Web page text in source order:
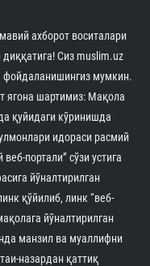
ахборот воситалари
Сиз muslim.uz
фойдаланишингиз мумкин.
ягона шартимиз: Мақола
қуйидаги кўринишда
идораси расмий
портали” сўзи устига
йўналтирилган
қўйилиб, линк “веб-
йўналтирилган
манзил ва муаллифни
назардан қаттиқ